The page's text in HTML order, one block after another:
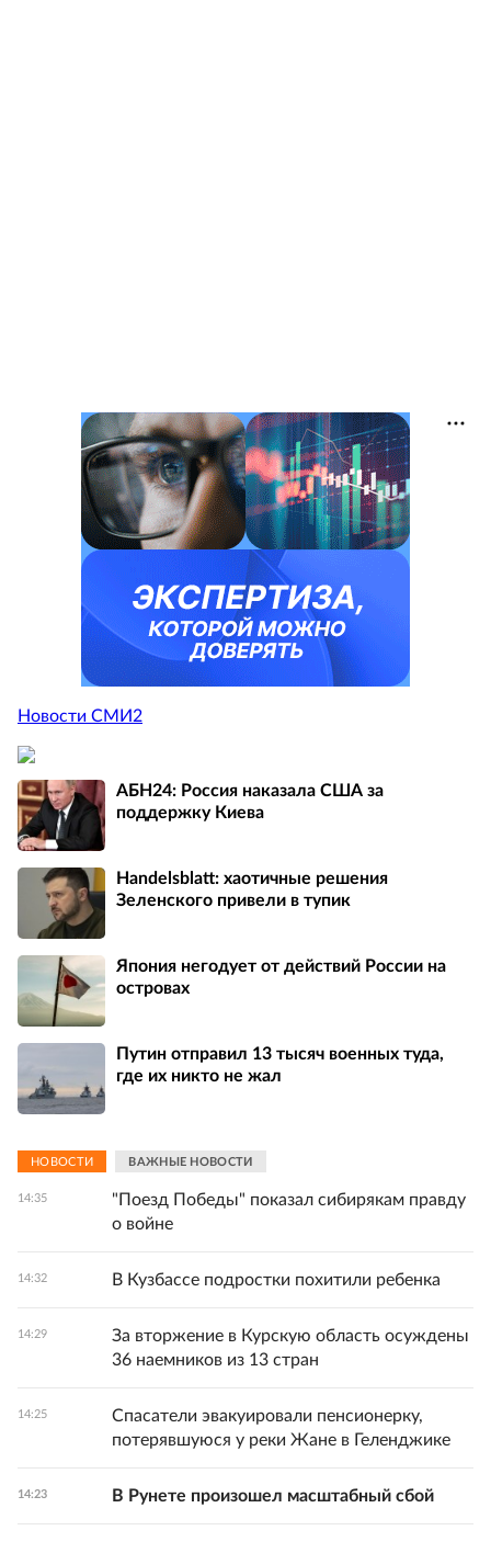
Новости СМИ2
АБН24: Россия наказала США за
поддержку Киева
Handelsblatt: хаотичные решения
Зеленского привели в тупик
Япония негодует от действий России на
островах
Путин отправил 13 тысяч военных туда,
где их никто не жал
НОВОСТИ ВАЖНЫЕ НОВОСТИ
14:35
"Поезд Победы" показал сибирякам правду
о войне
14:32 В Кузбассе подростки похитили ребенка
14:29
За вторжение в Курскую область осуждены
36 наемников из 13 стран
14:25
Спасатели эвакуировали пенсионерку,
потерявшуюся у реки Жане в Геленджике
14:23 В Рунете произошел масштабный сбой